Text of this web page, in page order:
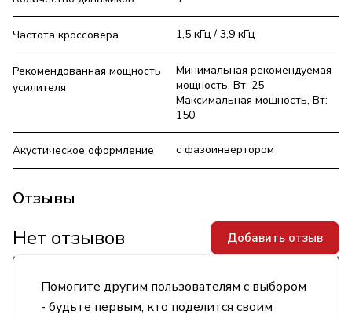
Частота кроссовера 1,5 кГц / 3,9 кГц
Рекомендованная мощность
усилителя
Минимальная рекомендуемая
мощность, Вт: 25
Максимальная мощность, Вт:
150
Акустическое оформление с фазоинвертором
Отзывы
Помогите другим пользователям с выбором
- будьте первым, кто поделится своим
Нет отзывов Добавить отзыв